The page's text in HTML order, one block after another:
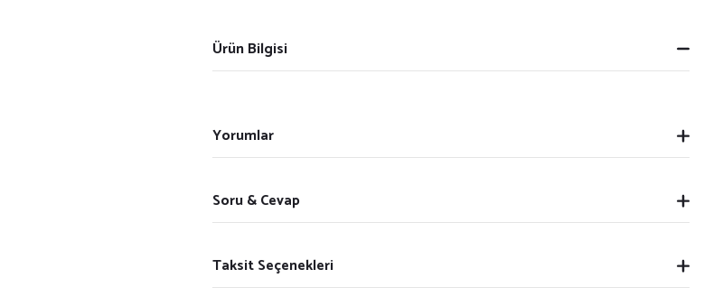
Ürün Bilgisi
Yorumlar
Soru & Cevap
Taksit Seçenekleri